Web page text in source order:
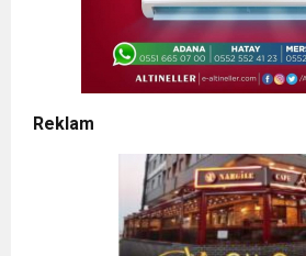
Reklam